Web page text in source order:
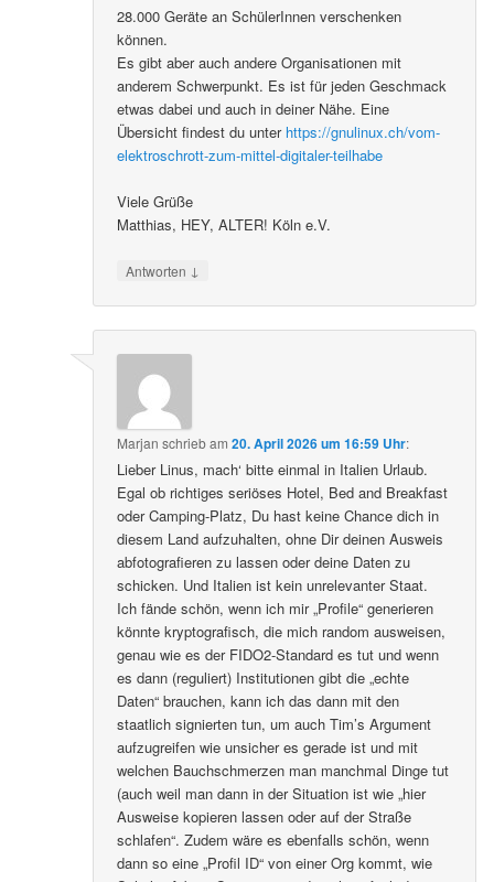
28.000 Geräte an SchülerInnen verschenken
können.
Es gibt aber auch andere Organisationen mit
anderem Schwerpunkt. Es ist für jeden Geschmack
etwas dabei und auch in deiner Nähe. Eine
Übersicht findest du unter https://gnulinux.ch/vom-
elektroschrott-zum-mittel-digitaler-teilhabe
Viele Grüße
Matthias, HEY, ALTER! Köln e.V.
Antworten ↓
Marjan schriebam20. April 2026 um 16:59 Uhr:
Lieber Linus, mach‘ bitte einmal in Italien Urlaub.
Egal ob richtiges seriöses Hotel, Bed and Breakfast
oder Camping-Platz, Du hast keine Chance dich in
diesem Land aufzuhalten, ohne Dir deinen Ausweis
abfotografieren zu lassen oder deine Daten zu
schicken. Und Italien ist kein unrelevanter Staat.
Ich fände schön, wenn ich mir „Profile“ generieren
könnte kryptografisch, die mich random ausweisen,
genau wie es der FIDO2-Standard es tut und wenn
es dann (reguliert) Institutionen gibt die „echte
Daten“ brauchen, kann ich das dann mit den
staatlich signierten tun, um auch Tim’s Argument
aufzugreifen wie unsicher es gerade ist und mit
welchen Bauchschmerzen man manchmal Dinge tut
(auch weil man dann in der Situation ist wie „hier
Ausweise kopieren lassen oder auf der Straße
schlafen“. Zudem wäre es ebenfalls schön, wenn
dann so eine „Profil ID“ von einer Org kommt, wie